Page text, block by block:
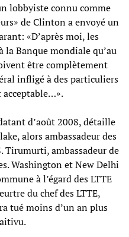
lobbyiste connu comme
de Clinton a envoyé un
«D’après moi, les
Banque mondiale qu’au
être complètement
infligé à des particuliers
acceptable…».
d’août 2008, détaille
alors ambassadeur des
Tirumurti, ambassadeur de
Washington et New Delhi
à l’égard des LTTE
du chef des LTTE,
tué moins d’un an plus